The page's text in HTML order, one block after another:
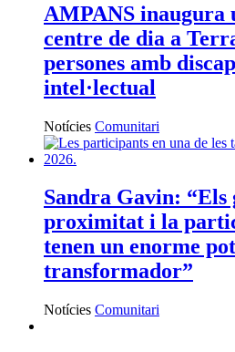
AMPANS inaugura
centre de dia a
persones amb
intel·lectual
Notícies Comunitari
Sandra Gavin: “Els
proximitat i la
tenen un enorme
transformador”
Notícies Comunitari